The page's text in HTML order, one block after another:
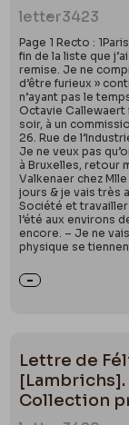
letter3423
Page 1 Recto :
fin de la liste que
remise. Je ne
d’être furieux »
n’ayant pas le
Octavie Callewaert
soir, à un
26. Rue de
Je ne veux pas
à Bruxelles, retour
Valkenaer chez
jours & je vais très
Société et
l’été aux environs
encore. – Je ne
physique se
Lettre de
Collection